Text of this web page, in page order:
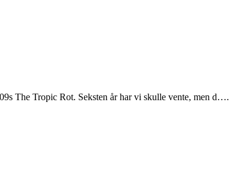
The Tropic Rot. Seksten år har vi skulle vente, men d….